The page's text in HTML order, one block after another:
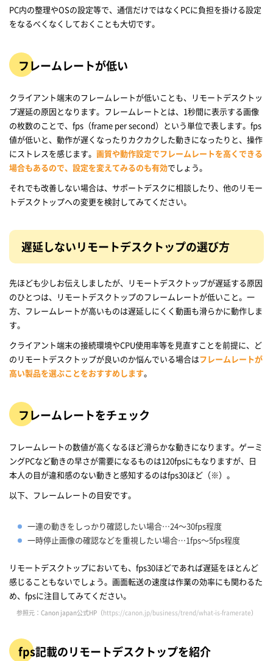
PC内の整理やOSの設定等で、通信だけではなくPCに負担を掛ける設定
をなるべくなくしておくことも大切です。
フレームレートが低い
クライアント端末のフレームレートが低いことも、リモートデスクトッ
プ遅延の原因となります。フレームレートとは、1秒間に表示する画像
の枚数のことで、fps（frame per second）という単位で表します。fps
値が低いと、動作が遅くなったりカクカクした動きになったりと、操作
にストレスを感じます。 画質や動作設定でフレームレートを高くできる
場合もあるので、設定を変えてみるのも有効でしょう。
それでも改善しない場合は、サポートデスクに相談したり、他のリモー
トデスクトップへの変更を検討してみてください。
遅延しないリモートデスクトップの選び方
先ほども少しお伝えしましたが、リモートデスクトップが遅延する原因
のひとつは、リモートデスクトップのフレームレートが低いこと。一
方、フレームレートが高いものは遅延しにくく動画も滑らかに動作しま
す。
クライアント端末の接続環境やCPU使用率等を見直すことを前提に、ど
のリモートデスクトップが良いのか悩んでいる場合はフレームレートが
高い製品を選ぶことをおすすめします。
フレームレートをチェック
フレームレートの数値が高くなるほど滑らかな動きになります。ゲーミ
ングPCなど動きの早さが需要になるものは120fpsにもなりますが、日
本人の目が違和感のない動きと感知するのはfps30ほど（※）。
以下、フレームレートの目安です。
一連の動きをしっかり確認したい場合…24～30fps程度
一時停止画像の確認などを重視したい場合…1fps～5fps程度
リモートデスクトップにおいても、fps30ほどであれば遅延をほとんど
感じることもないでしょう。画面転送の速度は作業の効率にも関わるた
め、fpsに注目してみてください。
参照元：Canon japan公式HP（https://canon.jp/business/trend/what-is-framerate）
fps記載のリモートデスクトップを紹介